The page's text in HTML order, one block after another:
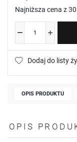
Najniższa cena z
Dodaj do listy
OPIS PRODUKTU
OPIS